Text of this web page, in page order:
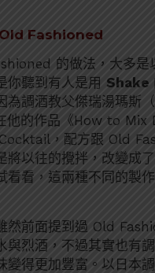
Old Fashioned
的做法，大多是
你聽到有人是用 Shake
為調酒教父傑瑞湯瑪斯
他的作品《How to Mix
，配方跟 Old
將以往的攪拌，改變成
看看，這兩種不同的製
然前面提到過 Old
與烈酒，不過其實也有
變得更加豐富。以日本